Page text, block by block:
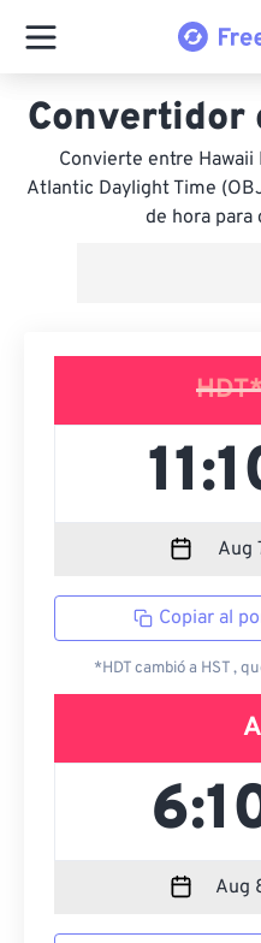
Convertidor
Convierte entre Hawaii
Atlantic Daylight Time
de hora para
Copiar al
*HDT cambió a HST ,